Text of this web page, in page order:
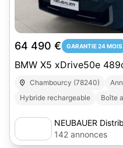
64 490 € GARANTIE 24 MOIS
BMW X5 xDrive50e
Chambourcy (78240)
Hybride rechargeable
Boîte
NEUBAUER
Chambourcy
142 annonces